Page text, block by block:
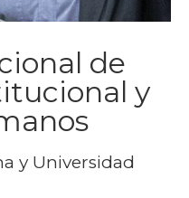
de
y
y Universidad